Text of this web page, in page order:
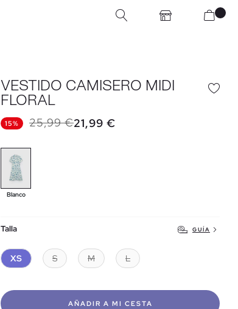
VESTIDO CAMISERO MIDI
FLORAL
15% 25,99 €21,99 €
Blanco
Talla GUÍA
XS S M L
AÑADIR A MI CESTA